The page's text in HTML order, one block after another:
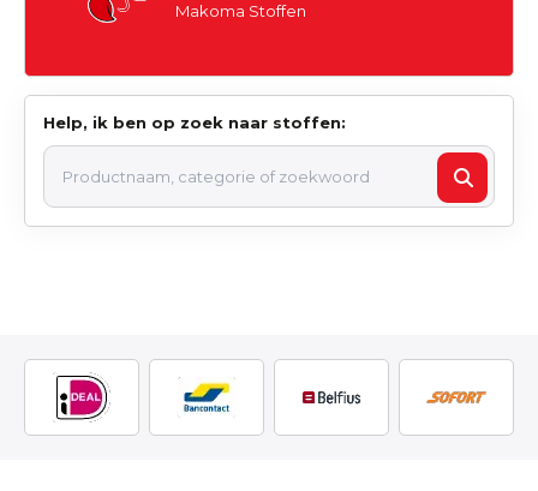
Makoma Stoffen
Help, ik ben op zoek naar stoffen: